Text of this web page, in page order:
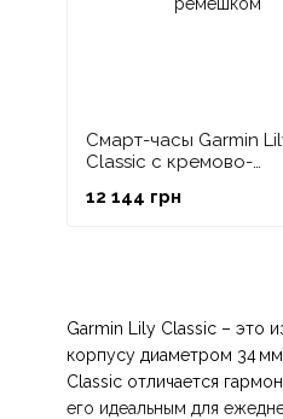
Garmin Lily Classic – это
корпусу диаметром 34
Classic отличается
его идеальным для
Смарт-часы Garmin
Classic с кремово-
корпусом и
12 144 грн